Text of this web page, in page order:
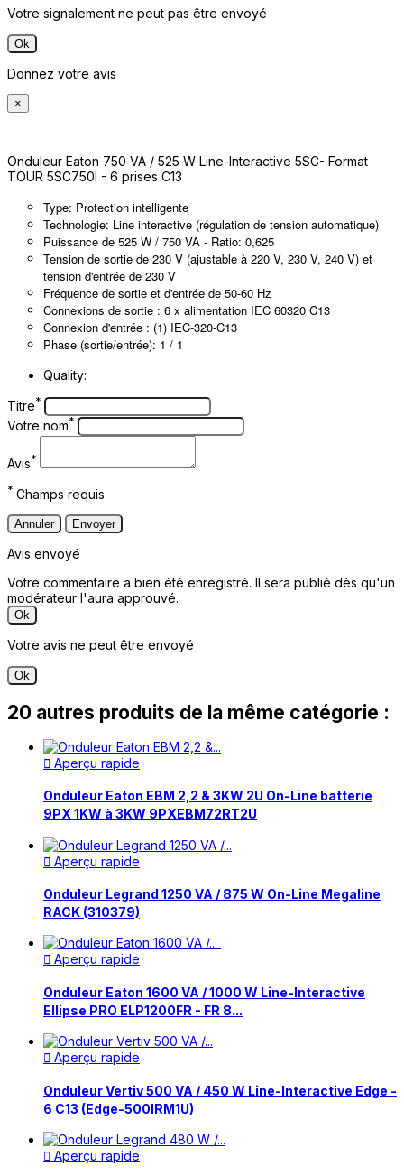
Votre signalement ne peut pas être envoyé
Ok
Donnez votre avis
×
Onduleur Eaton 750 VA / 525 W Line-Interactive 5SC- Format
TOUR 5SC750I - 6 prises C13
Type: Protection intelligente
Technologie: Line interactive (régulation de tension automatique)
Puissance de 525 W / 750 VA - Ratio: 0,625
Tension de sortie de 230 V (ajustable à 220 V, 230 V, 240 V) et
tension d'entrée de 230 V
Fréquence de sortie et d'entrée de 50-60 Hz
Connexions de sortie : 6 x alimentation IEC 60320 C13
Connexion d'entrée : (1) IEC-320-C13
Phase (sortie/entrée): 1 / 1
Quality:
Titre*
Votre nom*
Avis*
* Champs requis
Annuler Envoyer
Avis envoyé
Votre commentaire a bien été enregistré. Il sera publié dès qu'un
modérateur l'aura approuvé.
Ok
Votre avis ne peut être envoyé
Ok
20 autres produits de la même catégorie :
 Aperçu rapide
Onduleur Eaton EBM 2,2 & 3KW 2U On-Line batterie
9PX 1KW à 3KW 9PXEBM72RT2U
 Aperçu rapide
Onduleur Legrand 1250 VA / 875 W On-Line Megaline
RACK (310379)
 Aperçu rapide
Onduleur Eaton 1600 VA / 1000 W Line-Interactive
Ellipse PRO ELP1200FR - FR 8...
 Aperçu rapide
Onduleur Vertiv 500 VA / 450 W Line-Interactive Edge -
6 C13 (Edge-500IRM1U)
 Aperçu rapide